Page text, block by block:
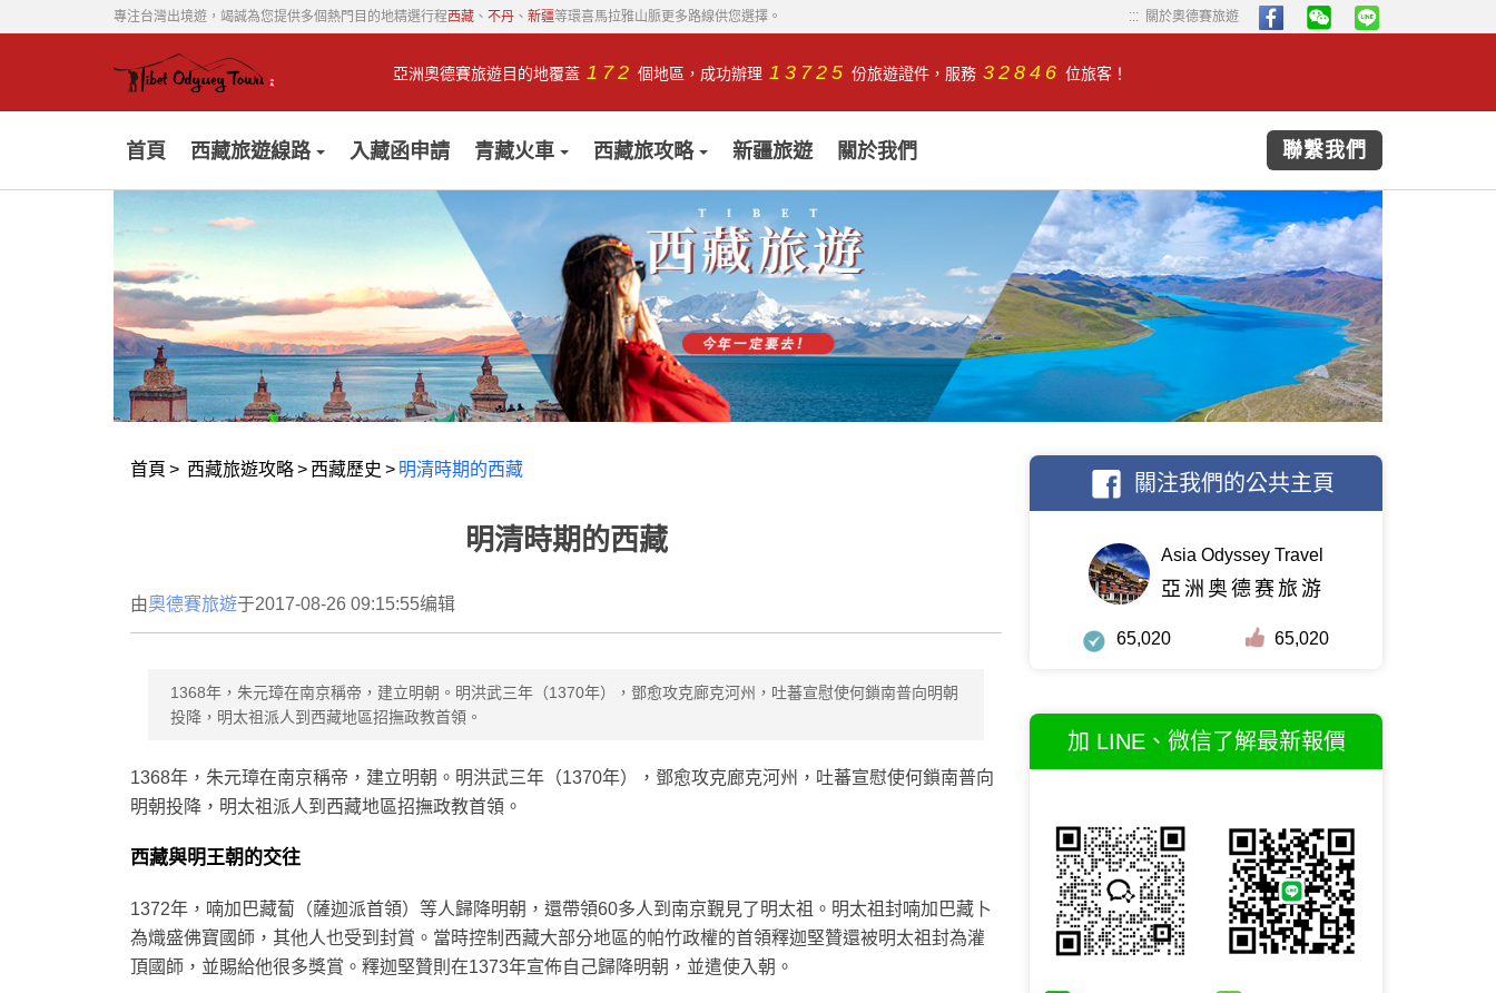
專注台灣出境遊，竭誠為您提供多個熱門目的地精選行程西藏 、 不丹 、 新疆等環喜馬拉雅山脈更多路線供您選擇。 ...
... 關於奧德賽旅遊
亞洲奧德賽旅遊目的地覆蓋 172 個地區，成功辦理 13725 份旅遊證件，服務 32846 位旅客！
首頁 西藏旅遊線路 入藏函申請 青藏火車 西藏旅攻略 新疆旅遊 關於我們 聯繫我們
首頁 > 西藏旅遊攻略> 西藏歷史 > 明清時期的西藏
明清時期的西藏
由奧德賽旅遊于2017-08-26 09:15:55编辑
1368年，朱元璋在南京稱帝，建立明朝。明洪武三年（1370年），鄧愈攻克廊克河州，吐蕃宣慰使何鎖南普向明朝
投降，明太祖派人到西藏地區招撫政教首領。
1368年，朱元璋在南京稱帝，建立明朝。明洪武三年（1370年），鄧愈攻克廊克河州，吐蕃宣慰使何鎖南普向
明朝投降，明太祖派人到西藏地區招撫政教首領。
西藏與明王朝的交往
1372年，喃加巴藏蔔（薩迦派首領）等人歸降明朝，還帶領60多人到南京覲見了明太祖。明太祖封喃加巴藏卜
為熾盛佛寶國師，其他人也受到封賞。當時控制西藏大部分地區的帕竹政權的首領釋迦堅贊還被明太祖封為灌
頂國師，並賜給他很多獎賞。釋迦堅贊則在1373年宣佈自己歸降明朝，並遣使入朝。
關注我們的公共主頁
Asia Odyssey Travel
亞洲奥德赛旅游
65,020 65,020
加 LINE、微信了解最新報價